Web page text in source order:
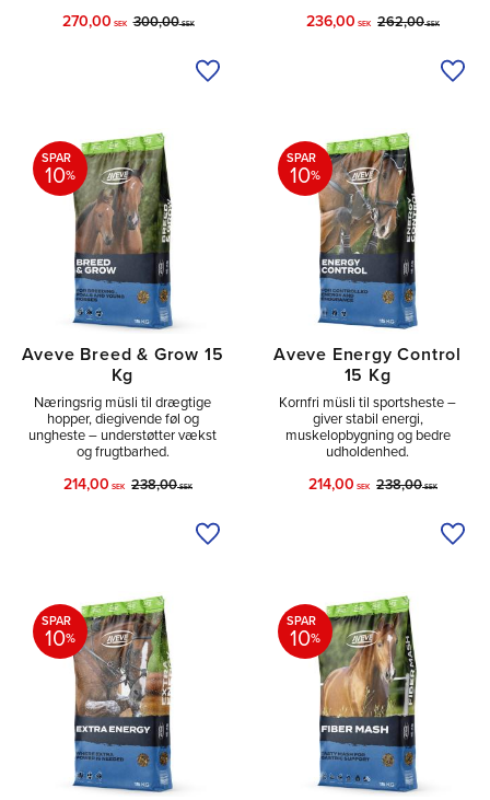
270,00 SEK 300,00SEK
Tilføj til ønskeliste
236,00 SEK 262,00SEK
Aveve Breed & Grow 15
Kg
Næringsrig müsli til drægtige
hopper, diegivende føl og
ungheste – understøtter vækst
og frugtbarhed.
214,00 SEK 238,00SEK
SPAR
10%
Tilføj til ønskeliste
Aveve Energy Control
15 Kg
Kornfri müsli til sportsheste –
giver stabil energi,
muskelopbygning og bedre
udholdenhed.
214,00 SEK 238,00SEK
SPAR
10%
SPAR
10%
SPAR
10%